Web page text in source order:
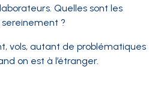
Quelles sont les
?
vols, autant de problématiques
on est à l’étranger.